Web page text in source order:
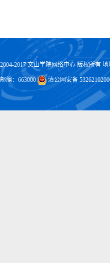
2004-2017 文山学院网络中心 版权所有
邮编：663000 滇公网安备